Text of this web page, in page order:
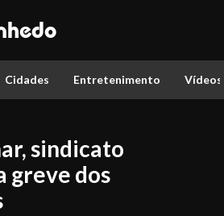
Cidades Entretenimento Vídeos
sindicato
greve dos